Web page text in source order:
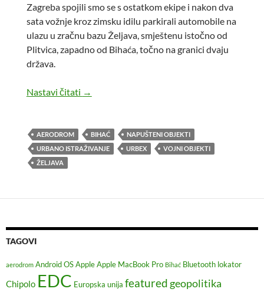
Zagreba spojili smo se s ostatkom ekipe i nakon dva
sata vožnje kroz zimsku idilu parkirali automobile na
ulazu u zračnu bazu Željava, smještenu istočno od
Plitvica, zapadno od Bihaća, točno na granici dvaju
država.
Nastavi čitati Urbano istraživanje – podzemni aerodrom
→
AERODROM BIHAĆ
NAPUŠTENI OBJEKTI
URBANO ISTRAŽIVANJE
URBEX
VOJNI OBJEKTI
ŽELJAVA
TAGOVI
aerodrom Android OSAppleApple MacBook Pro Bihać Bluetooth lokator
Chipolo EDC Europska unija featured geopolitika